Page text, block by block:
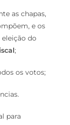
as chapas,
e os
do
;
os votos;
para